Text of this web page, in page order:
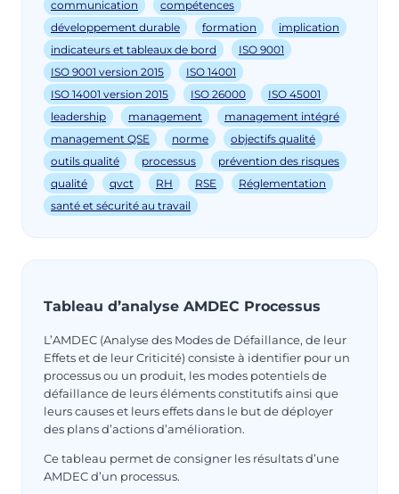
communication
compétences
développement durable
formation
implication
indicateurs et tableaux de bord
ISO 9001
ISO 9001 version 2015
ISO 14001
ISO 14001 version 2015
ISO 26000
ISO 45001
leadership
management
management intégré
management QSE
norme
objectifs qualité
outils qualité
processus
prévention des risques
qualité
qvct RH RSE
Réglementation
santé et sécurité au travail
Tableau d’analyse AMDEC Processus
L’AMDEC (Analyse des Modes de Défaillance, de leur
Effets et de leur Criticité) consiste à identifier pour un
processus ou un produit, les modes potentiels de
défaillance de leurs éléments constitutifs ainsi que
leurs causes et leurs effets dans le but de déployer
des plans d’actions d’amélioration.
Ce tableau permet de consigner les résultats d’une
AMDEC d’un processus.